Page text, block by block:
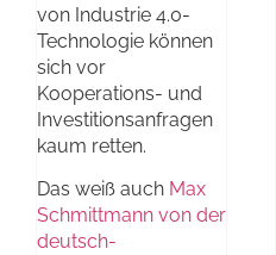
von Industrie 4.0-
Technologie können
sich vor
Kooperations- und
Investitionsanfragen
kaum retten.
Das weiß auch Max
Schmittmann von der
deutsch-